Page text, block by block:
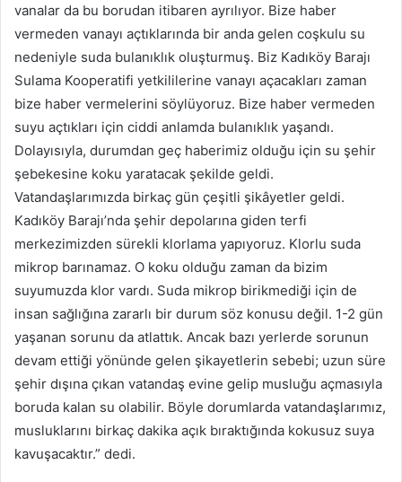
vanalar da bu borudan itibaren ayrılıyor. Bize haber
vermeden vanayı açtıklarında bir anda gelen coşkulu su
nedeniyle suda bulanıklık oluşturmuş. Biz Kadıköy Barajı
Sulama Kooperatifi yetkililerine vanayı açacakları zaman
bize haber vermelerini söylüyoruz. Bize haber vermeden
suyu açtıkları için ciddi anlamda bulanıklık yaşandı.
Dolayısıyla, durumdan geç haberimiz olduğu için su şehir
şebekesine koku yaratacak şekilde geldi.
Vatandaşlarımızda birkaç gün çeşitli şikâyetler geldi.
Kadıköy Barajı’nda şehir depolarına giden terfi
merkezimizden sürekli klorlama yapıyoruz. Klorlu suda
mikrop barınamaz. O koku olduğu zaman da bizim
suyumuzda klor vardı. Suda mikrop birikmediği için de
insan sağlığına zararlı bir durum söz konusu değil. 1-2 gün
yaşanan sorunu da atlattık. Ancak bazı yerlerde sorunun
devam ettiği yönünde gelen şikayetlerin sebebi; uzun süre
şehir dışına çıkan vatandaş evine gelip musluğu açmasıyla
boruda kalan su olabilir. Böyle dorumlarda vatandaşlarımız,
musluklarını birkaç dakika açık bıraktığında kokusuz suya
kavuşacaktır.” dedi.